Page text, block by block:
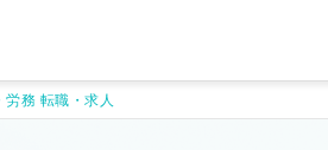
務 転職・求人